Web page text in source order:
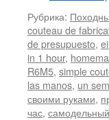
Рубрика:
couteau de
de presupuesto,
in 1 hour,
R6M5, simple
las manos, un
своими руками,
час,